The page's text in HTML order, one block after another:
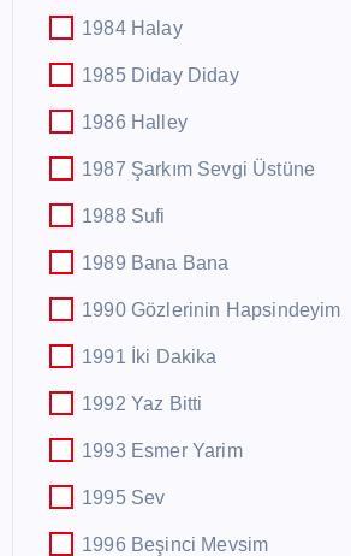
1984 Halay
1985 Diday Diday
1986 Halley
1987 Şarkım Sevgi Üstüne
1988 Sufi
1989 Bana Bana
1990 Gözlerinin Hapsindeyim
1991 İki Dakika
1992 Yaz Bitti
1993 Esmer Yarim
1995 Sev
1996 Beşinci Mevsim